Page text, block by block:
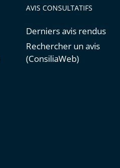
AVIS CONSULTATIFS
Derniers avis rendus
Rechercher un avis
(ConsiliaWeb)